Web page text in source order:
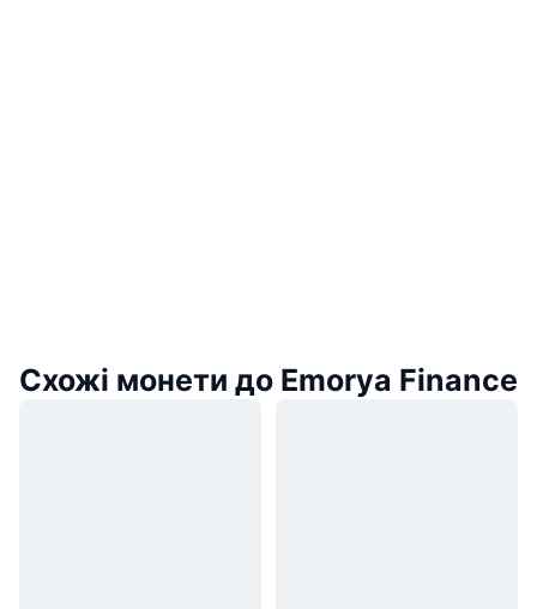
Схожі монети до Emorya Finance